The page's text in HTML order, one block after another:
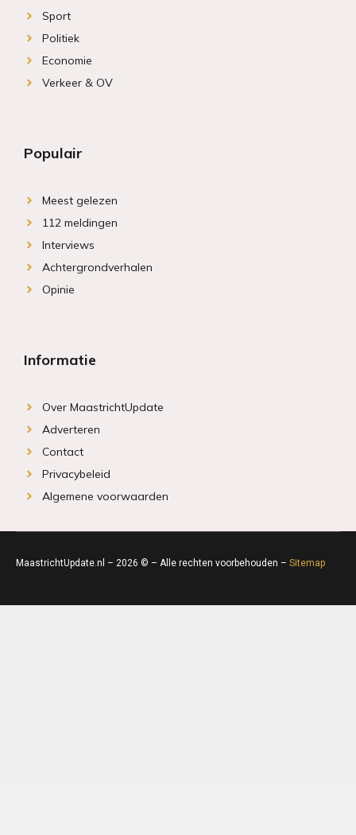
Sport
Politiek
Economie
Verkeer & OV
Populair
Meest gelezen
112 meldingen
Interviews
Achtergrondverhalen
Opinie
Informatie
Over MaastrichtUpdate
Adverteren
Contact
Privacybeleid
Algemene voorwaarden
MaastrichtUpdate.nl – 2026 © – Alle rechten voorbehouden – Sitemap